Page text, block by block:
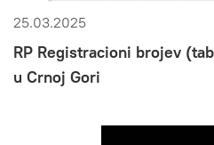
25.03.2025
RP Registracioni brojev
u Crnoj Gori